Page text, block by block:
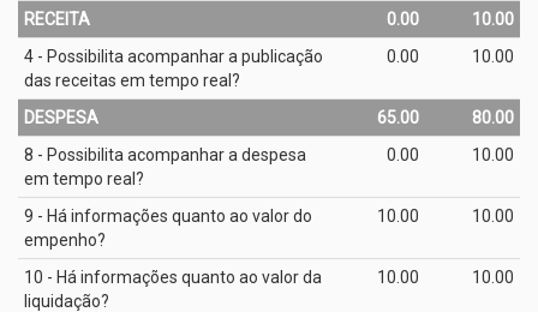
RECEITA 0.00
10.00
4 - Possibilita acompanhar a publicação
das receitas em tempo real?
0.00 10.00
DESPESA 65.00
80.00
8 - Possibilita acompanhar a despesa
em tempo real?
0.00 10.00
9 - Há informações quanto ao valor do
empenho?
10.00 10.00
10 - Há informações quanto ao valor da
liquidação?
10.00 10.00